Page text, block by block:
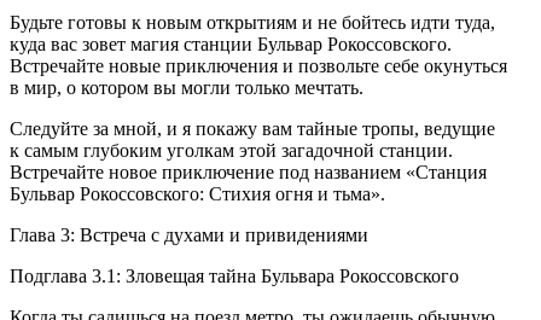
Будьте готовы к новым открытиям и не бойтесь идти туда,
куда вас зовет магия станции Бульвар Рокоссовского.
Встречайте новые приключения и позвольте себе окунуться
в мир, о котором вы могли только мечтать.
Следуйте за мной, и я покажу вам тайные тропы, ведущие
к самым глубоким уголкам этой загадочной станции.
Встречайте новое приключение под названием «Станция
Бульвар Рокоссовского: Стихия огня и тьма».
Глава 3: Встреча с духами и привидениями
Подглава 3.1: Зловещая тайна Бульвара Рокоссовского